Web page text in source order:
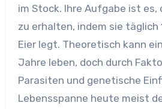
im Stock. Ihre Aufgabe ist es,
zu erhalten, indem sie täglich
Eier legt. Theoretisch kann
Jahre leben, doch durch
Parasiten und genetische
Lebensspanne heute meist